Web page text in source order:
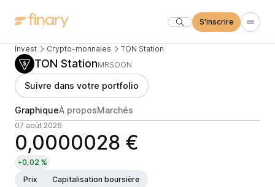
S'inscrire
Invest Crypto-monnaies TON Station
TON StationMRSOON
Suivre dans votre portfolio
GraphiqueÀ proposMarchés
07 août 2026
0,0000028 €
+0,02 %
Prix
Capitalisation boursière